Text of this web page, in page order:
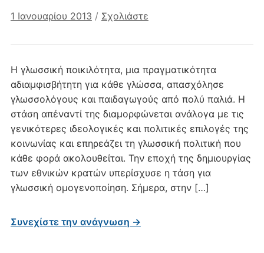
1 Ιανουαρίου 2013 / Σχολιάστε
Η γλωσσική ποικιλότητα, μια πραγματικότητα
αδιαμφισβήτητη για κάθε γλώσσα, απασχόλησε
γλωσσολόγους και παιδαγωγούς από πολύ παλιά. Η
στάση απέναντί της διαμορφώνεται ανάλογα με τις
γενικότερες ιδεολογικές και πολιτικές επιλογές της
κοινωνίας και επηρεάζει τη γλωσσική πολιτική που
κάθε φορά ακολουθείται. Την εποχή της δημιουργίας
των εθνικών κρατών υπερίσχυσε η τάση για
γλωσσική ομογενοποίηση. Σήμερα, στην […]
Συνεχίστε την ανάγνωση →